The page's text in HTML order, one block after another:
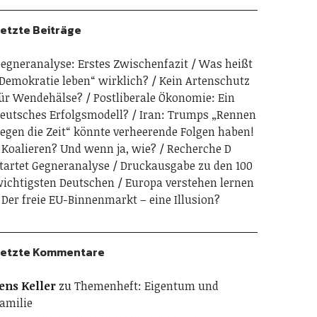
Beiträge
Erstes Zwischenfazit
Was heißt
leben“ wirklich?
Kein Artenschutz
Wendehälse?
Postliberale Ökonomie: Ein
Erfolgsmodell?
Iran: Trumps „Rennen
die Zeit“ könnte verheerende Folgen haben!
Koalieren? Und wenn ja, wie?
Recherche D
Gegneranalyse
Druckausgabe zu den 100
Deutschen
Europa verstehen lernen
Der freie EU-Binnenmarkt – eine Illusion?
Kommentare
KellerzuThemenheft: Eigentum und